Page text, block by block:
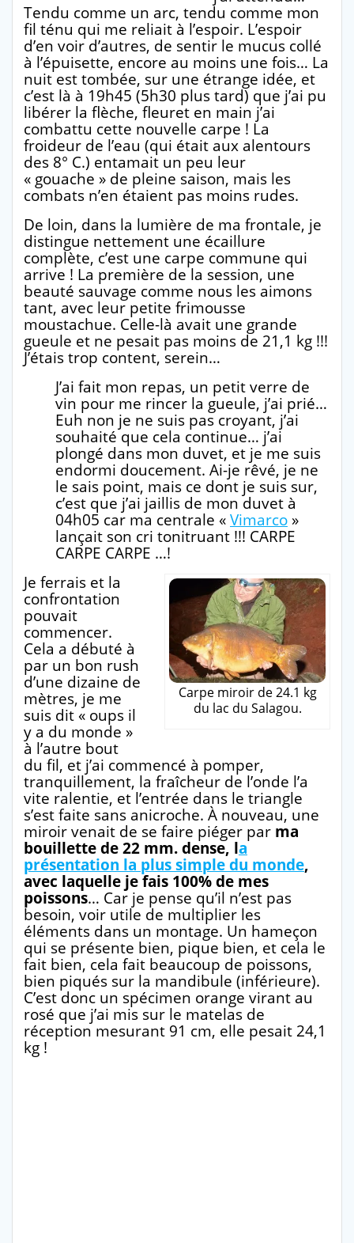
Tendu comme un arc, tendu comme mon
fil ténu qui me reliait à l’espoir. L’espoir
d’en voir d’autres, de sentir le mucus collé
à l’épuisette, encore au moins une fois… La
nuit est tombée, sur une étrange idée, et
c’est là à 19h45 (5h30 plus tard) que j’ai pu
libérer la flèche, fleuret en main j’ai
combattu cette nouvelle carpe ! La
froideur de l’eau (qui était aux alentours
des 8° C.) entamait un peu leur
« gouache » de pleine saison, mais les
combats n’en étaient pas moins rudes.
De loin, dans la lumière de ma frontale, je
distingue nettement une écaillure
complète, c’est une carpe commune qui
arrive ! La première de la session, une
beauté sauvage comme nous les aimons
tant, avec leur petite frimousse
moustachue. Celle-là avait une grande
gueule et ne pesait pas moins de 21,1 kg !!!
J’étais trop content, serein…
J’ai fait mon repas, un petit verre de
vin pour me rincer la gueule, j’ai prié…
Euh non je ne suis pas croyant, j’ai
souhaité que cela continue… j’ai
plongé dans mon duvet, et je me suis
endormi doucement. Ai-je rêvé, je ne
le sais point, mais ce dont je suis sur,
c’est que j’ai jaillis de mon duvet à
04h05 car ma centrale « Vimarco »
lançait son cri tonitruant !!! CARPE
CARPE CARPE …!
Carpe miroir de 24.1 kg
du lac du Salagou.
Je ferrais et la
confrontation
pouvait
commencer.
Cela a débuté à
par un bon rush
d’une dizaine de
mètres, je me
suis dit « oups il
y a du monde »
à l’autre bout
du fil, et j’ai commencé à pomper,
tranquillement, la fraîcheur de l’onde l’a
vite ralentie, et l’entrée dans le triangle
s’est faite sans anicroche. À nouveau, une
miroir venait de se faire piéger par ma
bouillette de 22 mm. dense, la
présentation la plus simple du monde,
avec laquelle je fais 100% de mes
poissons… Car je pense qu’il n’est pas
besoin, voir utile de multiplier les
éléments dans un montage. Un hameçon
qui se présente bien, pique bien, et cela le
fait bien, cela fait beaucoup de poissons,
bien piqués sur la mandibule (inférieure).
C’est donc un spécimen orange virant au
rosé que j’ai mis sur le matelas de
réception mesurant 91 cm, elle pesait 24,1
kg !